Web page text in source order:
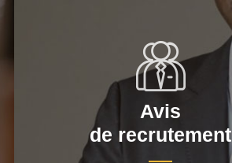
Avis
de recrutement